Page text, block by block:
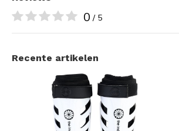
0 / 5
Recente artikelen